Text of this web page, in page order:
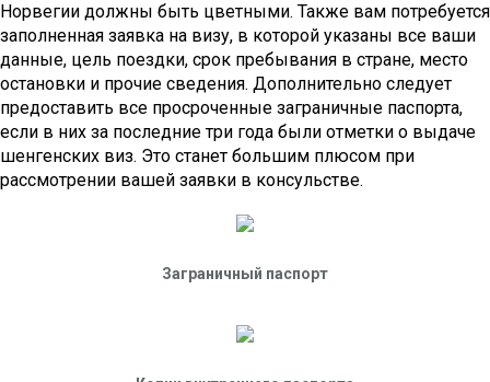
Норвегии должны быть цветными. Также вам потребуется
заполненная заявка на визу, в которой указаны все ваши
данные, цель поездки, срок пребывания в стране, место
остановки и прочие сведения. Дополнительно следует
предоставить все просроченные заграничные паспорта,
если в них за последние три года были отметки о выдаче
шенгенских виз. Это станет большим плюсом при
рассмотрении вашей заявки в консульстве.
Заграничный паспорт